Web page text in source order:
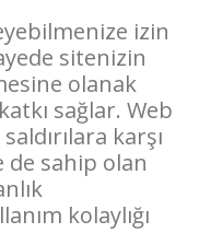
izin
sitenizin
olanak
sağlar. Web
karşı
sahip olan
kolaylığı